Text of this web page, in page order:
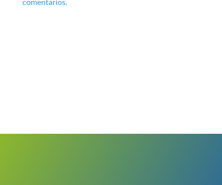
comentarios.